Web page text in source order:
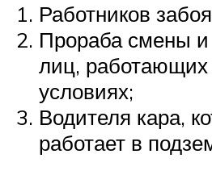
Работников
Прораба смены
лиц, работающих
условиях;
Водителя кара,
работает в